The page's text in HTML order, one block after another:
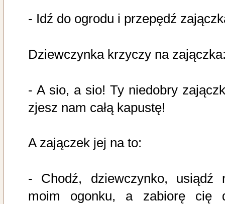
- Idź do ogrodu i przepędź
Dziewczynka krzyczy na
- A sio, a sio! Ty niedobry
zjesz nam całą kapustę!
A zajączek jej na to:
- Chodź, dziewczynko, usiądź
moim ogonku, a zabiorę cię